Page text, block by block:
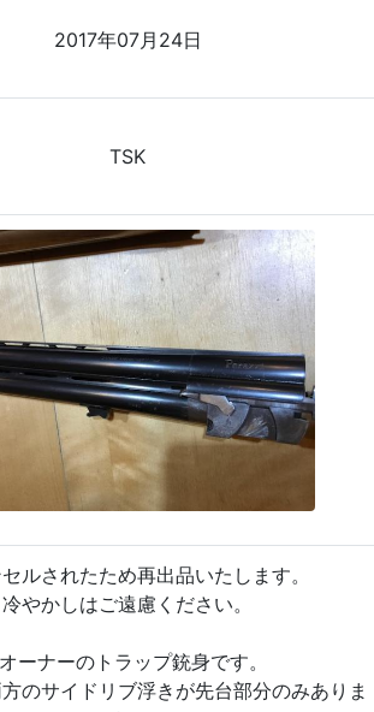
2017年07月24日
TSK
ルされたため再出品いたします。
冷やかしはご遠慮ください。
ーナーのトラップ銃身です。
のサイドリブ浮きが先台部分のみありま